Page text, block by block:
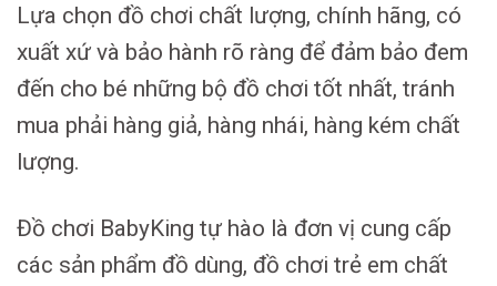
Lựa chọn đồ chơi chất lượng, chính hãng, có
xuất xứ và bảo hành rõ ràng để đảm bảo đem
đến cho bé những bộ đồ chơi tốt nhất, tránh
mua phải hàng giả, hàng nhái, hàng kém chất
lượng.
Đồ chơi BabyKing tự hào là đơn vị cung cấp
các sản phẩm đồ dùng, đồ chơi trẻ em chất